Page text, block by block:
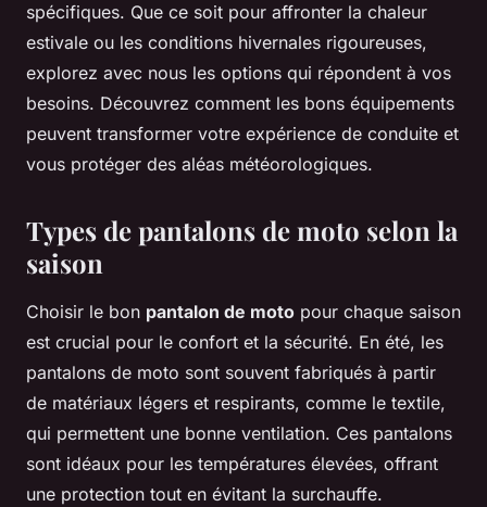
spécifiques. Que ce soit pour affronter la chaleur
estivale ou les conditions hivernales rigoureuses,
explorez avec nous les options qui répondent à vos
besoins. Découvrez comment les bons équipements
peuvent transformer votre expérience de conduite et
vous protéger des aléas météorologiques.
Types de pantalons de moto selon la
saison
Choisir le bon pantalon de moto pour chaque saison
est crucial pour le confort et la sécurité. En été, les
pantalons de moto sont souvent fabriqués à partir
de matériaux légers et respirants, comme le textile,
qui permettent une bonne ventilation. Ces pantalons
sont idéaux pour les températures élevées, offrant
une protection tout en évitant la surchauffe.